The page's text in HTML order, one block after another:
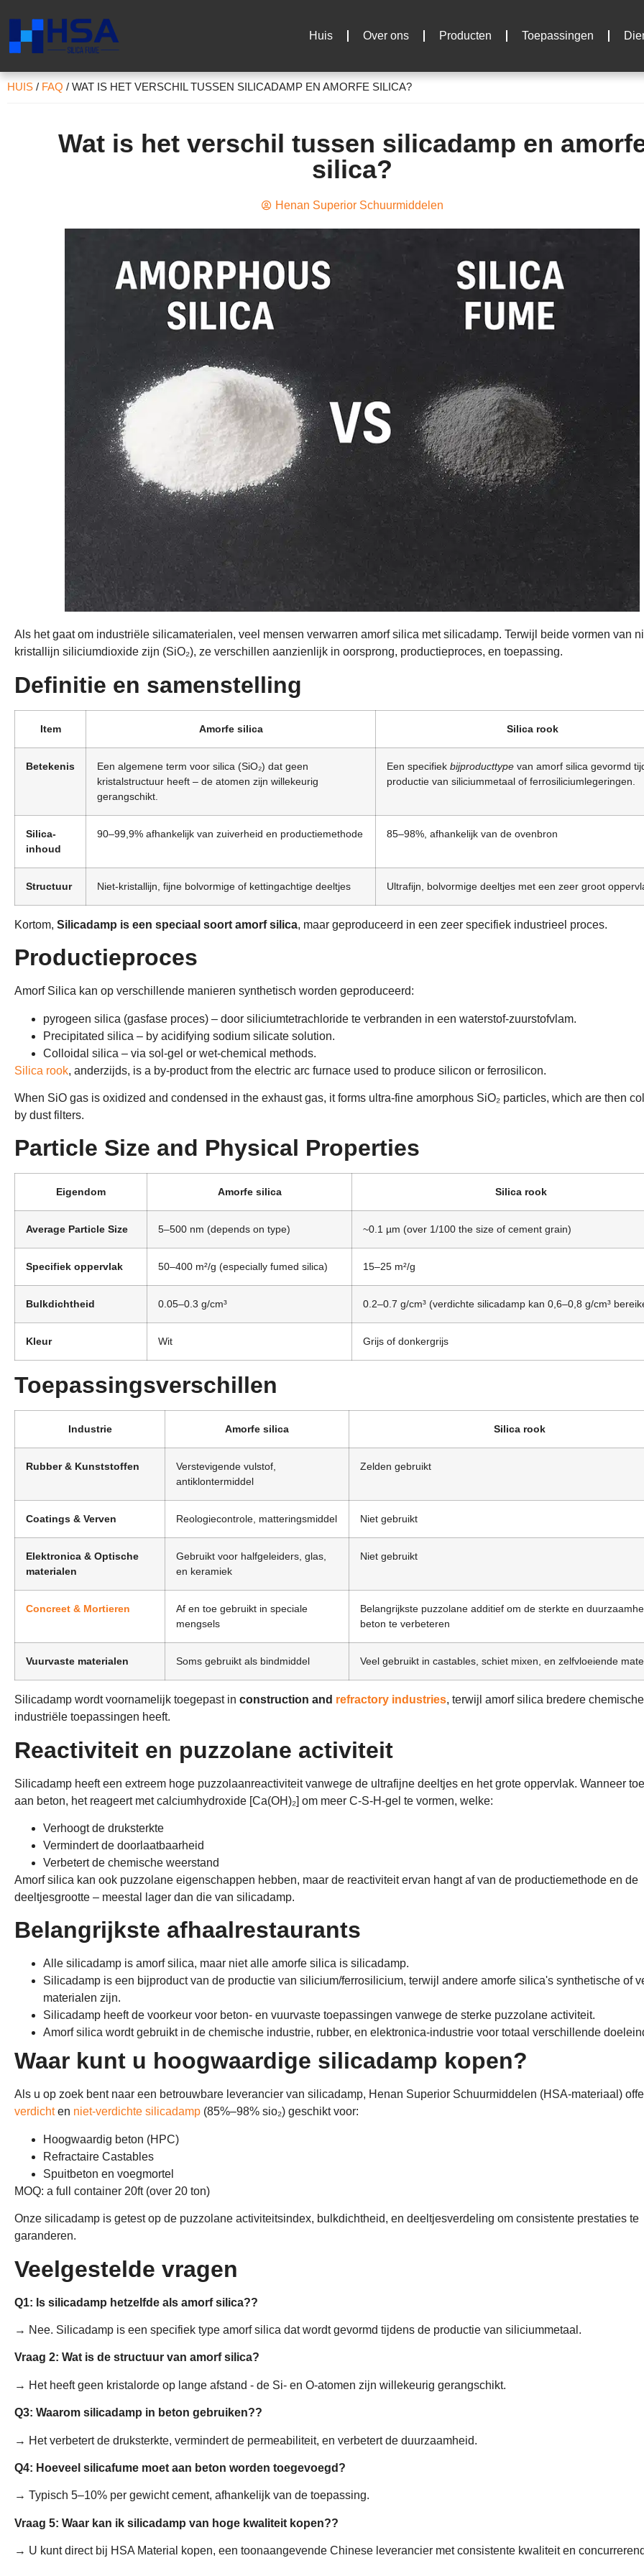
Huis Over ons Producten Toepassingen
HUIS / FAQ / WAT IS HET VERSCHIL TUSSEN SILICADAMP EN AMORFE SILICA?
Wat is het verschil tussen silicadamp en
silica?
Henan Superior Schuurmiddelen
Als het gaat om industriële silicamaterialen, veel mensen verwarren amorf silica met silicadamp. Terwijl beide vormen van
kristallijn siliciumdioxide zijn (SiO₂), ze verschillen aanzienlijk in oorsprong, productieproces, en toepassing.
Definitie en samenstelling
Item Amorfe silica Silica rook
Betekenis
Een algemene term voor silica (SiO₂) dat geen
kristalstructuur heeft – de atomen zijn willekeurig
gerangschikt.
Een specifiek bijproducttype van amorf silica gevormd
productie van siliciummetaal of ferrosiliciumlegeringen.
Silica-
inhoud
90–99,9% afhankelijk van zuiverheid en productiemethode 85–98%, afhankelijk van de ovenbron
Structuur Niet-kristallijn, fijne bolvormige of kettingachtige deeltjes Ultrafijn, bolvormige deeltjes met een zeer groot
Kortom, Silicadamp is een speciaal soort amorf silica, maar geproduceerd in een zeer specifiek industrieel proces.
Productieproces
Amorf Silica kan op verschillende manieren synthetisch worden geproduceerd:
pyrogeen silica (gasfase proces) – door siliciumtetrachloride te verbranden in een waterstof-zuurstofvlam.
Precipitated silica – by acidifying sodium silicate solution.
Colloidal silica – via sol-gel or wet-chemical methods.
Silica rook, anderzijds, is a by-product from the electric arc furnace used to produce silicon or ferrosilicon.
When SiO gas is oxidized and condensed in the exhaust gas, it forms ultra-fine amorphous SiO₂ particles, which are then
by dust filters.
Particle Size and Physical Properties
Eigendom Amorfe silica Silica rook
Average Particle Size 5–500 nm (depends on type) ~0.1 µm (over 1/100 the size of cement grain)
Specifiek oppervlak 50–400 m²/g (especially fumed silica) 15–25 m²/g
Bulkdichtheid 0.05–0.3 g/cm³ 0.2–0.7 g/cm³ (verdichte silicadamp kan 0,6–0,8 g/cm³
Kleur Wit Grijs of donkergrijs
Toepassingsverschillen
Industrie Amorfe silica Silica rook
Rubber & Kunststoffen
Verstevigende vulstof,
antiklontermiddel
Zelden gebruikt
Coatings & Verven Reologiecontrole, matteringsmiddel Niet gebruikt
Elektronica & Optische
materialen
Gebruikt voor halfgeleiders, glas,
en keramiek
Niet gebruikt
Concreet & Mortieren
Af en toe gebruikt in speciale
mengsels
Belangrijkste puzzolane additief om de sterkte en
beton te verbeteren
Vuurvaste materialen Soms gebruikt als bindmiddel Veel gebruikt in castables, schiet mixen, en zelfvloeiende
Silicadamp wordt voornamelijk toegepast in construction and refractory industries, terwijl amorf silica bredere
industriële toepassingen heeft.
Reactiviteit en puzzolane activiteit
Silicadamp heeft een extreem hoge puzzolaanreactiviteit vanwege de ultrafijne deeltjes en het grote oppervlak. Wanneer
aan beton, het reageert met calciumhydroxide [Ca(OH)₂] om meer C-S-H-gel te vormen, welke:
Verhoogt de druksterkte
Vermindert de doorlaatbaarheid
Verbetert de chemische weerstand
Amorf silica kan ook puzzolane eigenschappen hebben, maar de reactiviteit ervan hangt af van de productiemethode en de
deeltjesgrootte – meestal lager dan die van silicadamp.
Belangrijkste afhaalrestaurants
Alle silicadamp is amorf silica, maar niet alle amorfe silica is silicadamp.
Silicadamp is een bijproduct van de productie van silicium/ferrosilicium, terwijl andere amorfe silica's synthetische of
materialen zijn.
Silicadamp heeft de voorkeur voor beton- en vuurvaste toepassingen vanwege de sterke puzzolane activiteit.
Amorf silica wordt gebruikt in de chemische industrie, rubber, en elektronica-industrie voor totaal verschillende
Waar kunt u hoogwaardige silicadamp kopen?
Als u op zoek bent naar een betrouwbare leverancier van silicadamp, Henan Superior Schuurmiddelen (HSA-materiaal)
verdichten niet-verdichte silicadamp (85%–98% sio₂) geschikt voor:
Hoogwaardig beton (HPC)
Refractaire Castables
Spuitbeton en voegmortel
MOQ: a full container 20ft(over 20 ton)
Onze silicadamp is getest op de puzzolane activiteitsindex, bulkdichtheid, en deeltjesverdeling om consistente prestaties te
garanderen.
Veelgestelde vragen
Q1: Is silicadamp hetzelfde als amorf silica??
→ Nee. Silicadamp is een specifiek type amorf silica dat wordt gevormd tijdens de productie van siliciummetaal.
Vraag 2: Wat is de structuur van amorf silica?
→ Het heeft geen kristalorde op lange afstand - de Si- en O-atomen zijn willekeurig gerangschikt.
Q3: Waarom silicadamp in beton gebruiken??
→ Het verbetert de druksterkte, vermindert de permeabiliteit, en verbetert de duurzaamheid.
Q4: Hoeveel silicafume moet aan beton worden toegevoegd?
→ Typisch 5–10% per gewicht cement, afhankelijk van de toepassing.
Vraag 5: Waar kan ik silicadamp van hoge kwaliteit kopen??
→ U kunt direct bij HSA Material kopen, een toonaangevende Chinese leverancier met consistente kwaliteit en